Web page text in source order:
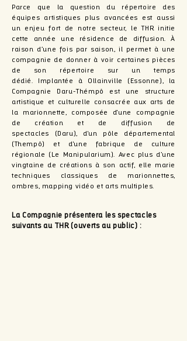
Parce que la question du répertoire des
équipes artistiques plus avancées est aussi
un enjeu fort de notre secteur, le THR initie
cette année une résidence de diffusion. À
raison d’une fois par saison, il permet à une
compagnie de donner à voir certaines pièces
de son répertoire sur un temps
dédié.
Implantée à Ollainville (Essonne), la
Compagnie Daru-Thémpô est une structure
artistique et culturelle
consacrée aux arts de
la marionnette, composée d'une compagnie
de création et de diffusion de
spectacles
(Daru), d'un pôle départemental
(Thempô) et d'une fabrique de culture
régionale (Le Manipularium). Avec plus d’une
vingtaine de créations à son actif, elle marie
techniques classiques de marionnettes,
ombres, mapping vidéo et arts multiples.
La Compagnie présentera les spectacles
suivants au THR (ouverts au public) :